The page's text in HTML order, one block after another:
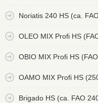
Noriatis 240 HS (ca.
OLEO MIX Profi HS
OBIO MIX Profi HS
OAMO MIX Profi HS
Brigado HS (ca. FAO